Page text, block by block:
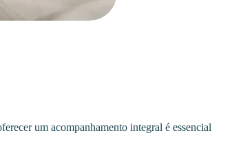
um acompanhamento integral é essencial